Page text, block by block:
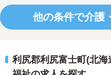
他の条件で介護
利尻郡利尻富士町(北海